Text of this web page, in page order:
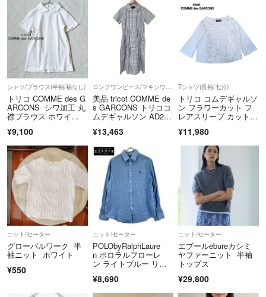
ヤマト運輸 宅急便の配送となります。
※匿名配送ではございません。
＝＝＝＝＝＝＝＝＝＝＝＝＝＝
こちらのアカウントはラクマ公式パートナーの株式会社ゼロプラスによ
って運営されています。
▼特商法
https://fril.jp/ts/official/law/a363/
▼返品特約
クグレー | レディース
シャツ/ブラウス(半袖/袖なし)
トリコ COMME des G
ARCONS シワ加工 丸
襟ブラウス ホワイ
¥9,100
美品 tricot COMME de
s GARCONS トリココ
ムデギャルソン AD200
リルワンピース S グレ
古 USED
¥13,463
Tシャツ(長袖/七分)
トリコ コムデギャルソ
ン フラワーカット フ
レアスリーブ カットソ
¥11,980
ニット/セーター
グローバルワーク 半
袖ニット ホワイト
¥550
ニット/セーター
POLObyRalphLaure
n ポロラルフローレ
ン ライトブルー リネ
グスリーブ ボタンシャ
ツ M
¥8,690
ニット/セーター
エブールebureカシミ
ヤファーニット 半袖
トップス
¥29,800